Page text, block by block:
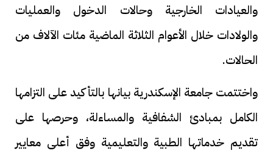
والعيادات الخارجية وحالات الدخول والعمليات
والولادات خلال الأعوام الثلاثة الماضية مئات الآلاف من
الحالات.
واختتمت جامعة الإسكندرية بيانها بالتأكيد على التزامها
الكامل بمبادئ الشفافية والمساءلة، وحرصها على
تقديم خدماتها الطبية والتعليمية وفق أعلى معايير